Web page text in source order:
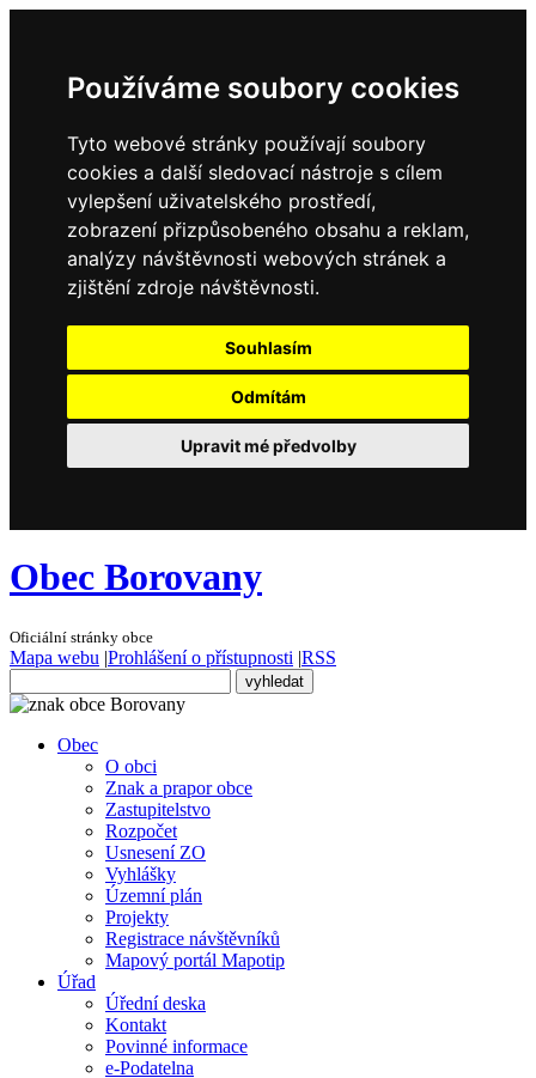
Používáme soubory cookies
Tyto webové stránky používají soubory
cookies a další sledovací nástroje s cílem
vylepšení uživatelského prostředí,
zobrazení přizpůsobeného obsahu a reklam,
analýzy návštěvnosti webových stránek a
zjištění zdroje návštěvnosti.
Souhlasím
Odmítám
Upravit mé předvolby
Obec Borovany
Oficiální stránky obce
Mapa webu |Prohlášení o přístupnosti |RSS
Obec
O obci
Znak a prapor obce
Zastupitelstvo
Rozpočet
Usnesení ZO
Vyhlášky
Územní plán
Projekty
Registrace návštěvníků
Mapový portál Mapotip
Úřad
Úřední deska
Kontakt
Povinné informace
e-Podatelna